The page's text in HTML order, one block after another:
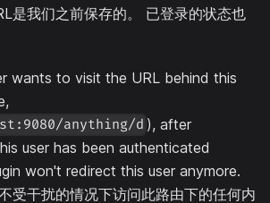
是我们之前保存的。 已登录的状态也
wants to visit the URL behind this
anything/d ), after
user has been authenticated
won't redirect this user anymore.
受干扰的情况下访问此路由下的任何内